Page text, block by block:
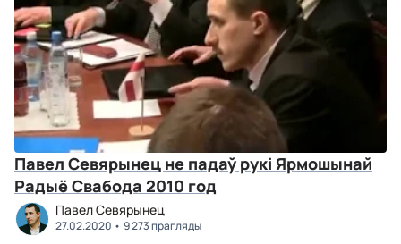
Павел Севярынец не падаў рукі Ярмошынай
Радыё Свабода 2010 год
Павел Севярынец
27.02.2020 9 273 прагляды